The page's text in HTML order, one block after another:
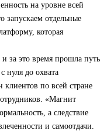
на уровне всей
запускаем отдельные
которая
за это время прошла путь
нуля до охвата
клиентов по всей стране
«Магнит
а следствие
и самоотдачи.